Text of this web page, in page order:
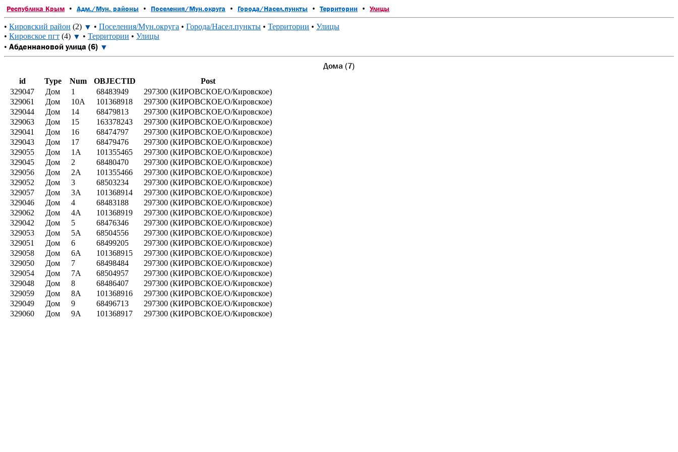
Республика Крым • Адм./Мун. районы • Поселения/Мун.округа • Города/Насел.пункты • Территории • Улицы
• Кировский район (2) ▼ • Поселения/Мун.округа • Города/Насел.пункты • Территории • Улицы
• Кировское пгт (4) ▼ • Территории • Улицы
• Абденнановой улица (6) ▼
Дома (7)
id Type Num OBJECTID
Post
329047
Дом 1 68483949
297300 (КИРОВСКОЕ/О/Кировское)
329061
Дом 10А 101368918
297300 (КИРОВСКОЕ/О/Кировское)
329044
Дом 14 68479813
297300 (КИРОВСКОЕ/О/Кировское)
329063
Дом 15 163378243
297300 (КИРОВСКОЕ/О/Кировское)
329041
Дом 16 68474797
297300 (КИРОВСКОЕ/О/Кировское)
329043
Дом 17 68479476
297300 (КИРОВСКОЕ/О/Кировское)
329055
Дом 1А 101355465
297300 (КИРОВСКОЕ/О/Кировское)
329045
Дом 2 68480470
297300 (КИРОВСКОЕ/О/Кировское)
329056
Дом 2А 101355466
297300 (КИРОВСКОЕ/О/Кировское)
329052
Дом 3 68503234
297300 (КИРОВСКОЕ/О/Кировское)
329057
Дом 3А 101368914
297300 (КИРОВСКОЕ/О/Кировское)
329046
Дом 4 68483188
297300 (КИРОВСКОЕ/О/Кировское)
329062
Дом 4А 101368919
297300 (КИРОВСКОЕ/О/Кировское)
329042
Дом 5 68476346
297300 (КИРОВСКОЕ/О/Кировское)
329053
Дом 5А 68504556
297300 (КИРОВСКОЕ/О/Кировское)
329051
Дом 6 68499205
297300 (КИРОВСКОЕ/О/Кировское)
329058
Дом 6А 101368915
297300 (КИРОВСКОЕ/О/Кировское)
329050
Дом 7 68498484
297300 (КИРОВСКОЕ/О/Кировское)
329054
Дом 7А 68504957
297300 (КИРОВСКОЕ/О/Кировское)
329048
Дом 8 68486407
297300 (КИРОВСКОЕ/О/Кировское)
329059
Дом 8А 101368916
297300 (КИРОВСКОЕ/О/Кировское)
329049
Дом 9 68496713
297300 (КИРОВСКОЕ/О/Кировское)
329060
Дом 9А 101368917 297300 (КИРОВСКОЕ/О/Кировское)